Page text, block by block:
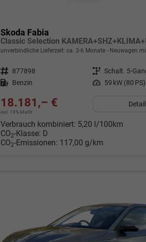
Skoda Fabia
unverbindliche Lieferzeit: ca. 3-6 Monate Neuwagen mit
Fahrzeugnr. 877898 Getriebe Schalt. 5-
Kraftstoff Benzin Leistung 59 kW (80 PS)
18.181,– €
incl. 19% MwSt.
Verbrauch kombiniert: 5,20 l/100km
CO2-Klasse: D
CO2-Emissionen: 117,00 g/km